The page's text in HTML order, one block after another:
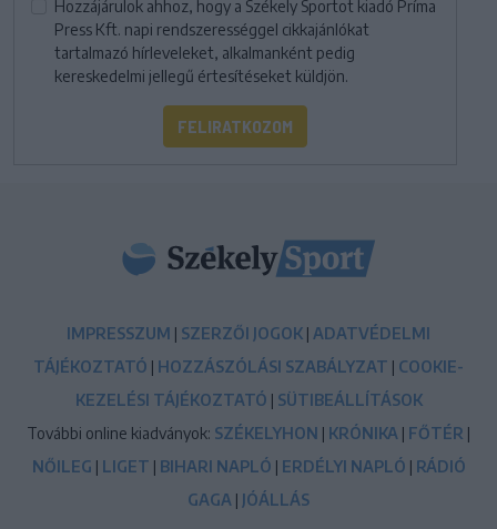
Hozzájárulok ahhoz, hogy a Székely Sportot kiadó Príma
Press Kft. napi rendszerességgel cikkajánlókat
tartalmazó hírleveleket, alkalmanként pedig
kereskedelmi jellegű értesítéseket küldjön.
FELIRATKOZOM
IMPRESSZUM | SZERZŐI JOGOK | ADATVÉDELMI
TÁJÉKOZTATÓ | HOZZÁSZÓLÁSI SZABÁLYZAT | COOKIE-
KEZELÉSI TÁJÉKOZTATÓ | SÜTIBEÁLLÍTÁSOK
További online kiadványok: SZÉKELYHON | KRÓNIKA | FŐTÉR |
NŐILEG | LIGET | BIHARI NAPLÓ | ERDÉLYI NAPLÓ | RÁDIÓ
GAGA | JÓÁLLÁS